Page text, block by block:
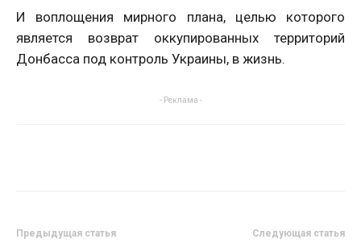
И воплощения мирного плана, целью которого
является возврат оккупированных территорий
Донбасса под контроль Украины, в жизнь.
- Реклама -
Предыдущая статья Следующая статья